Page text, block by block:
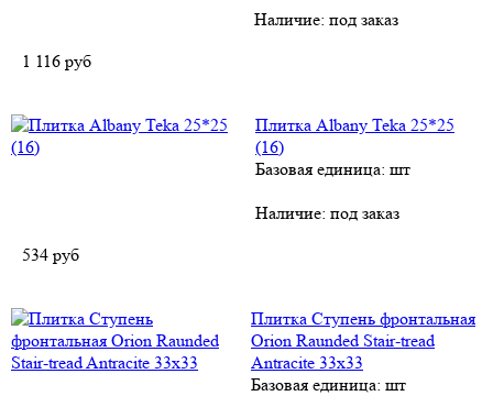
Наличие: под заказ
1 116 руб
Плитка Albany Teka 25*25
(16)
Базовая единица: шт
Наличие: под заказ
534 руб
Плитка Ступень фронтальная
Orion Raunded Stair-tread
Antracite 33х33
Базовая единица: шт